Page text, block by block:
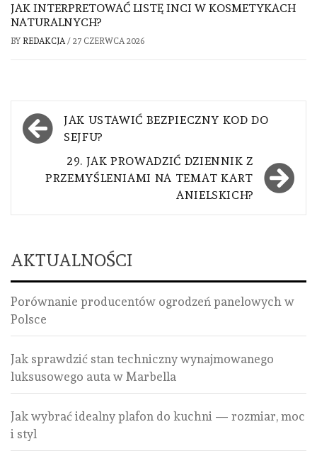
JAK INTERPRETOWAĆ LISTĘ INCI W KOSMETYKACH
NATURALNYCH?
BY REDAKCJA/ 27 CZERWCA 2026
Nawigacja
wpisu
JAK USTAWIĆ BEZPIECZNY KOD DO
SEJFU?
29. JAK PROWADZIĆ DZIENNIK Z
PRZEMYŚLENIAMI NA TEMAT KART
ANIELSKICH?
AKTUALNOŚCI
Porównanie producentów ogrodzeń panelowych w
Polsce
Jak sprawdzić stan techniczny wynajmowanego
luksusowego auta w Marbella
Jak wybrać idealny plafon do kuchni — rozmiar, moc
i styl